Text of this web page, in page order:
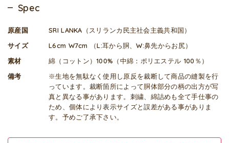
Spec
原産国
SRI LANKA（スリランカ民主社会主義共和国）
サイズ
L6cm W7cm （L:耳から胴、W:鼻先からお尻）
素材
綿（コットン）100%（中綿：ポリエステル 100％）
備考
※生地を無駄なく使用し原反を裁断して商品の縫製を行
っています。裁断箇所によって胴体部分の柄の出方が写
真と異なる事があります。刺繍、綿詰めも全て手仕事の
ため、個体により表示サイズと誤差がある事がありま
す。予めご了承下さい。